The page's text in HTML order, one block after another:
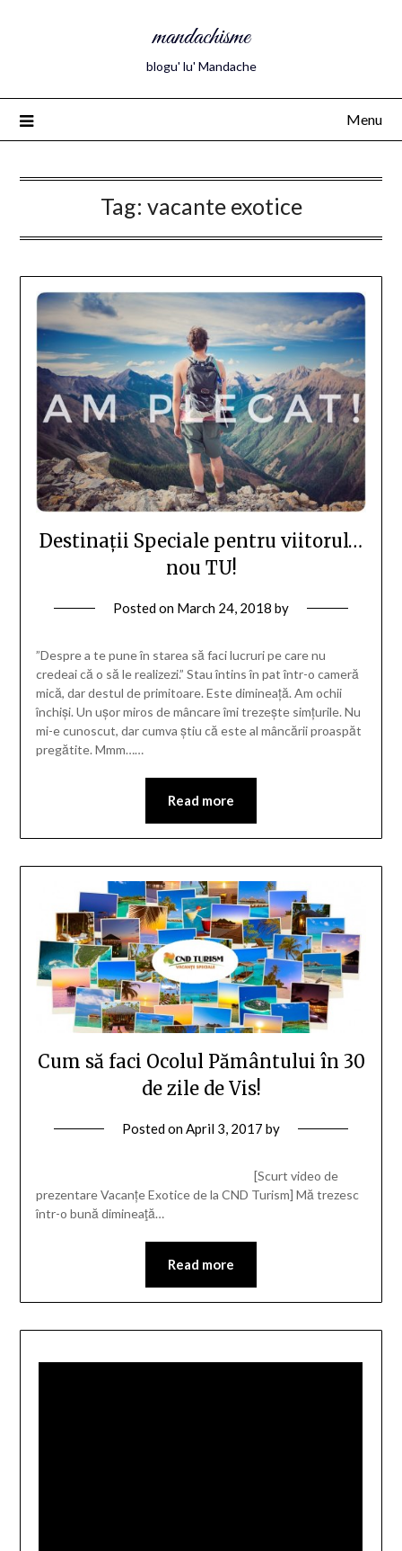
mandachisme
blogu' lu' Mandache
Menu
Tag: vacante exotice
Destinații Speciale pentru viitorul…
nou TU!
Posted on March 24, 2018 by
”Despre a te pune în starea să faci lucruri pe care nu
credeai că o să le realizezi.” Stau întins în pat într-o cameră
mică, dar destul de primitoare. Este dimineață. Am ochii
închiși. Un ușor miros de mâncare îmi trezește simțurile. Nu
mi-e cunoscut, dar cumva știu că este al mâncării proaspăt
pregătite. Mmm……
Read more
Cum să faci Ocolul Pământului în 30
de zile de Vis!
Posted onApril 3, 2017 by
[Scurt video de
prezentare Vacanțe Exotice de la CND Turism] Mă trezesc
într-o bună dimineaţă…
Read more